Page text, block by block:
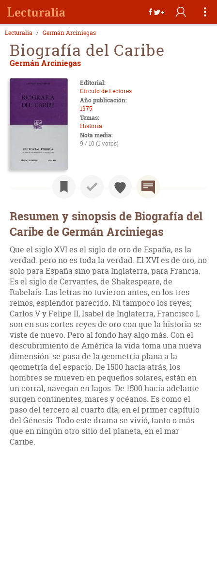
Lecturalia Germán Arciniegas
Biografía del Caribe
Germán Arciniegas
Editorial:
Círculo de Lectores
Año publicación:
1975
Temas:
Historia
Nota media:
9 / 10 (1 votos)
Resumen y sinopsis de Biografía del
Caribe de Germán Arciniegas
Que el siglo XVI es el siglo de oro de España, es la
verdad: pero no es toda la verdad. El XVI es de oro, no
solo para España sino para Inglaterra, para Francia.
Es el siglo de Cervantes, de Shakespeare, de
Rabelais. Las letras no tuvieron antes, en los tres
reinos, esplendor parecido. Ni tampoco los reyes;
Carlos V y Felipe II, Isabel de Inglaterra, Francisco I,
son en sus cortes reyes de oro con que la historia se
viste de nuevo. Pero al fondo hay algo más. Con el
descubrimiento de América la vida toma una nueva
dimensión: se pasa de la geometría plana a la
geometría del espacio. De 1500 hacia atrás, los
hombres se mueven en pequeños solares, están en
un corral, navegan en lagos. De 1500 hacia adelante
surgen continentes, mares y océanos. Es como el
paso del tercero al cuarto día, en el primer capítulo
del Génesis. Todo este drama se vivió, tanto o más
que en ningún otro sitio del planeta, en el mar
Caribe.